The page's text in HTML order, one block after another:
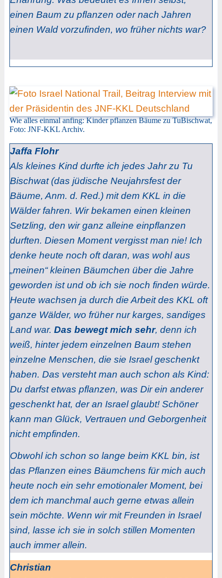
einen Baum zu pflanzen oder nach Jahren
einen Wald vorzufinden, wo früher nichts war?
Wie alles einmal anfing: Kinder pflanzen Bäume zu TuBischwat,
Foto: JNF-KKL Archiv.
Jaffa Flohr
Als kleines Kind durfte ich jedes Jahr zu Tu
Bischwat (das jüdische Neujahrsfest der
Bäume, Anm. d. Red.) mit dem KKL in die
Wälder fahren. Wir bekamen einen kleinen
Setzling, den wir ganz alleine einpflanzen
durften. Diesen Moment vergisst man nie! Ich
denke heute noch oft daran, was wohl aus
„meinen“ kleinen Bäumchen über die Jahre
geworden ist und ob ich sie noch finden würde.
Heute wachsen ja durch die Arbeit des KKL oft
ganze Wälder, wo früher nur karges, sandiges
Land war. Das bewegt mich sehr, denn ich
weiß, hinter jedem einzelnen Baum stehen
einzelne Menschen, die sie Israel geschenkt
haben. Das versteht man auch schon als Kind:
Du darfst etwas pflanzen, was Dir ein anderer
geschenkt hat, der an Israel glaubt! Schöner
kann man Glück, Vertrauen und Geborgenheit
nicht empfinden.
Obwohl ich schon so lange beim KKL bin, ist
das Pflanzen eines Bäumchens für mich auch
heute noch ein sehr emotionaler Moment, bei
dem ich manchmal auch gerne etwas allein
sein möchte. Wenn wir mit Freunden in Israel
sind, lasse ich sie in solch stillen Momenten
auch immer allein.
Christian